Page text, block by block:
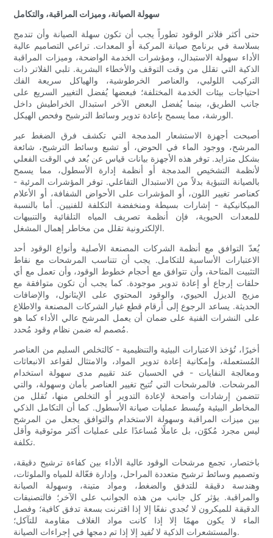
سهولة الصيانة، وميزات المراقبة، والتكامل
حتى أكثر فلاتر الوقود تطوراً يجب أن تكون سهلة الصيانة وأن تندمج
بسلاسة في برنامج صيانة المركبة أو المعدات. تراعي التصاميم عالية
الأداء سهولة الاستبدال، ومؤشرات الخدمة الواضحة، وميزات المراقبة
الذكية التي تقلل من وقت التوقف والأخطاء البشرية. تلبي الفلاتر ذات
التركيب اللولبي، والعناصر الخرطوشية، والهياكل سريعة الفك
احتياجات بيئات الخدمة المختلفة؛ فبعضها يُفضل التغيير السريع على
جانب الطريق، بينما يُفضل البعض الآخر استبدال الخراطيش داخل
الورشة، مما يسمح بإعادة تدوير وسائط الترشيح وفحص الهيكل.
أصبحت أجهزة الاستشعار المدمجة التي تكشف فرق الضغط عبر
المرشح، ووجود الماء في الحوض، أو تشبع وسائط الترشيح، شائعة
بشكل متزايد. توفر هذه الأجهزة بيانات قياس عن بُعد في الوقت الفعلي
لأنظمة التشخيص المدمجة أو أنظمة إدارة الأسطول، مما يسمح
بالصيانة التنبؤية بدلاً من الاستبدال التفاعلي. توفر المؤشرات المرئية -
كعناصر تغيير اللون، أو المؤشرات على الأحواض الشفافة، أو الأعلام
الميكانيكية - إشارات بسيطة ومنخفضة التكلفة للفنيين. أما بالنسبة
للمعدات الحيوية، فإن أنظمة تصريف المياه التلقائية والتنبيهات
الإلكترونية تقلل من مخاطر إهمال المشغل.
يُعدّ التوافق مع أنظمة الشركات المصنعة الأصلية وأنواع الوقود أحد
الاعتبارات الأساسية للتكامل. يجب أن تتناسب المرشحات مع نقاط
التثبيت المتاحة، وأن تتوافق مع أحجام خطوط الوقود، وأن تعمل مع أي
حلقات إرجاع أو إعادة تدوير موجودة. كما يجب أن تكون متوافقة مع
مزيج الديزل الحيوي، والوقود المحتوي على الإيثانول، والإضافات
الحديثة. يساعد الرجوع إلى أرقام قطع غيار الشركات المصنعة والاطلاع
على النشرات الفنية على ضمان أن يعمل المرشح عالي الأداء كما هو
مُصمم له ضمن نظام وقود مُحدد.
أخيرًا، تُؤخذ الاعتبارات البيئية والتنظيمية - كالتخلص السليم من العناصر
المُستعملة، وإمكانية إعادة تدوير المواد، والامتثال لقواعد الانبعاثات
ومعالجة النفايات - في الحسبان عند تقييم مدى سهولة استخدام
المرشحات. فالمرشحات التي تُتيح تغيير العناصر بأمان وسهولة، والتي
تتضمن إرشادات واضحة لإعادة التدوير أو التخلص منها، تُقلل من
المخاطر البيئية وتُبسط عمليات صيانة الأسطول. كما أن التكامل الذكي
بين ميزات المراقبة وسهولة الاستخدام والتوافق يجعل من المرشح
ليس مجرد مُكوّن، بل عاملًا مُساعدًا على عمليات أكثر موثوقية وأقل
تكلفة.
باختصار، تجمع مرشحات الوقود عالية الأداء بين كفاءة ترشيح دقيقة،
وتصميم وسائط ترشيح متعددة المراحل، وإدارة فعّالة للمياه والملوثات،
وهندسة دقيقة للتدفق والضغط، ومواد متينة، وسهولة الصيانة
والمراقبة. يؤثر كل جانب من هذه الجوانب على الآخر؛ فالتصنيفات
الدقيقة للميكرون لا تُجدي نفعًا إلا إذا اقترنت بسعة تدفق كافية؛ وفصل
الماء لا يكون مهمًا إلا إذا كانت مواد الغلاف مقاومة للتآكل؛
والمستشعرات الذكية لا تُفيد إلا إذا تم دمجها في إجراءات الصيانة.